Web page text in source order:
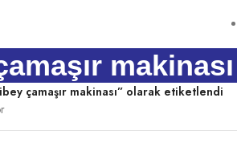
makinası
çamaşır makinası” olarak etiketlendi